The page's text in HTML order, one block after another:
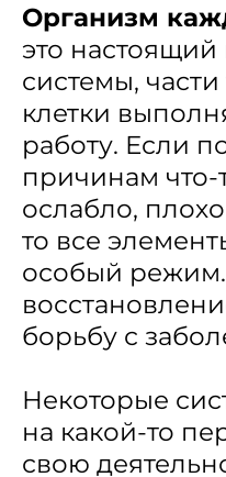
Организм
это
системы,
клетки
работу. Если
причинам
ослабло,
то все
особый
борьбу с
Некоторые
на какой-то
свою